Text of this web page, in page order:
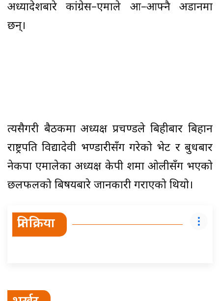
अध्यादेशबारे कांग्रेस–एमाले आ–आफ्नै अडानमा
छन्।
त्यसैगरी बैठकमा अध्यक्ष प्रचण्डले बिहीबार बिहान
राष्ट्रपति विद्यादेवी भण्डारीसँग गरेको भेट र बुधबार
नेकपा एमालेका अध्यक्ष केपी शर्मा ओलीसँग भएको
छलफलको बिषयबारे जानकारी गराएको थियो।
प्रतिक्रिया